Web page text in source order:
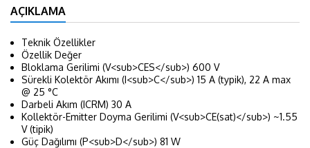
AÇIKLAMA
Teknik Özellikler
Özellik Değer
Bloklama Gerilimi (V<sub>CES</sub>) 600 V
Sürekli Kolektör Akımı (I<sub>C</sub>) 15 A (typik), 22 A max
@ 25 °C
Darbeli Akım (ICRM) 30 A
Kollektör-Emitter Doyma Gerilimi (V<sub>CE(sat)</sub>) ~1.55
V (tipik)
Güç Dağılımı (P<sub>D</sub>) 81 W